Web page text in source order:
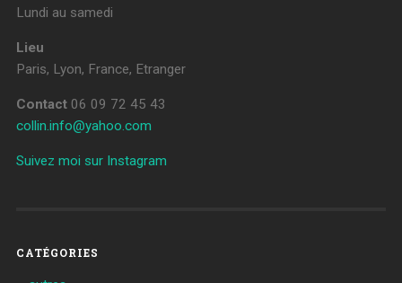
Lundi au samedi
Lieu
Paris, Lyon, France, Etranger
Contact 06 09 72 45 43
collin.info@yahoo.com
Suivez moi sur Instagram
CATÉGORIES